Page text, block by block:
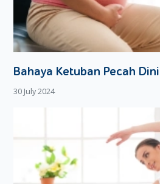
Bahaya Ketuban Pecah
30 July 2024